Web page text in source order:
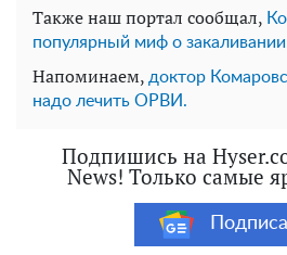
Также наш портал сообщал,
популярный миф о
Напоминаем, доктор
надо лечить ОРВИ.
Подпишись на
News! Только самые